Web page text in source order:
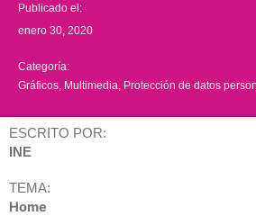
Publicado el:
enero 30, 2020
Categoría:
Gráficos Multimedia Protección de datos
ESCRITO POR:
INE
TEMA:
Home